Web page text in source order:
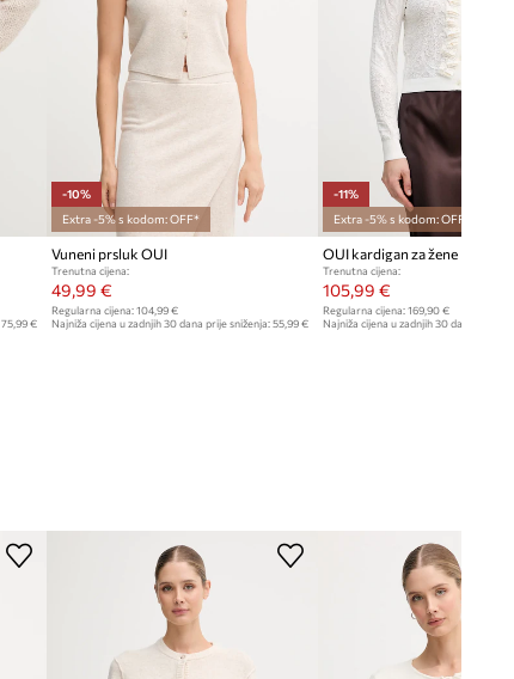
75,99 €
-10%
Extra -5% s kodom: OFF*
Vuneni prsluk OUI
Trenutna cijena:
49,99 €
Regularna cijena:104,99 €
Najniža cijena u zadnjih 30 dana prije sniženja:55,99 €
-11%
Extra -5% s kodom: OFF*
OUI kardigan za žene
Trenutna cijena:
105,99 €
Regularna cijena: 169,90 €
Najniža cijena u zadnjih 30 dana prije